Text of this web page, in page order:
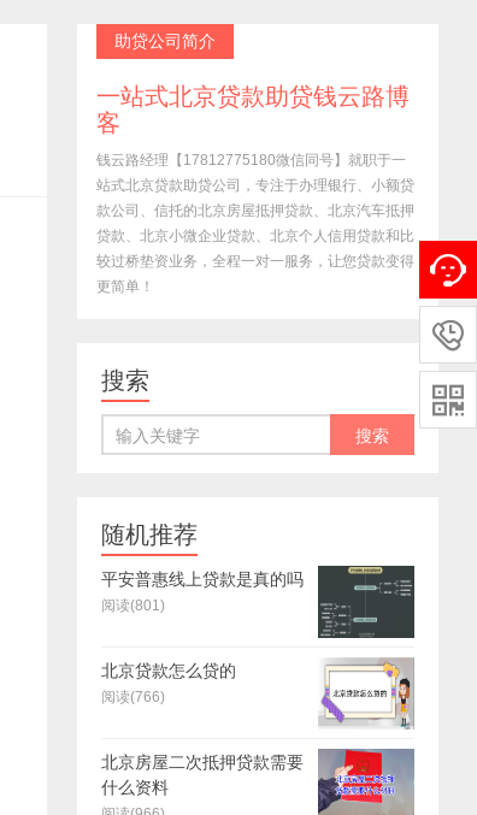
助贷公司简介
一站式北京贷款助贷钱云路博
客
钱云路经理【17812775180微信同号】就职于一
站式北京贷款助贷公司，专注于办理银行、小额贷
款公司、信托的北京房屋抵押贷款、北京汽车抵押
贷款、北京小微企业贷款、北京个人信用贷款和比
较过桥垫资业务，全程一对一服务，让您贷款变得
更简单！
搜索
随机推荐
平安普惠线上贷款是真的吗
阅读(801)
北京贷款怎么贷的
阅读(766)
北京房屋二次抵押贷款需要
什么资料

